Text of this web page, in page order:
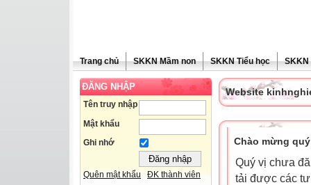
Trang chủ SKKN Mầm non SKKN Tiểu học SKKN
ĐĂNG NHẬP
Tên truy nhập
Mật khẩu
Ghi nhớ
Quên mật khẩu ĐK thành viên
Website
Chào mừng
Quý vị chưa
tải được các